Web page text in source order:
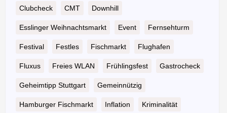
Clubcheck CMT Downhill
Esslinger Weihnachtsmarkt Event Fernsehturm
Festival Festles Fischmarkt Flughafen
Fluxus Freies WLAN Frühlingsfest Gastrocheck
Geheimtipp Stuttgart Gemeinnützig
Hamburger Fischmarkt Inflation Kriminalität